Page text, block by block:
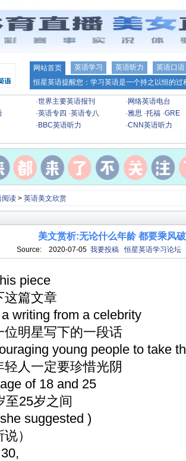
网站首页 英语学习 英语听力
英语口语
恒星英语提醒您：学习英语是一个持之以恒的
·世界主要英语报刊 · 网络英语电台
·英语专四 ·英语专八 ·雅思 ·托福 ·GRE
· BBC英语听力 ·CNN英语听力
阅读> 英语美文欣赏
美文赏析:无论什么年龄 都要乘风
Source: 2020-07-05 我要投稿 恒星英语学习论坛
piece
这篇文章
writing from a celebrity
位明星写下的一段话
young people to take
轻人一定要珍惜光阴
of 18 and 25
至25岁之间
suggested )
）